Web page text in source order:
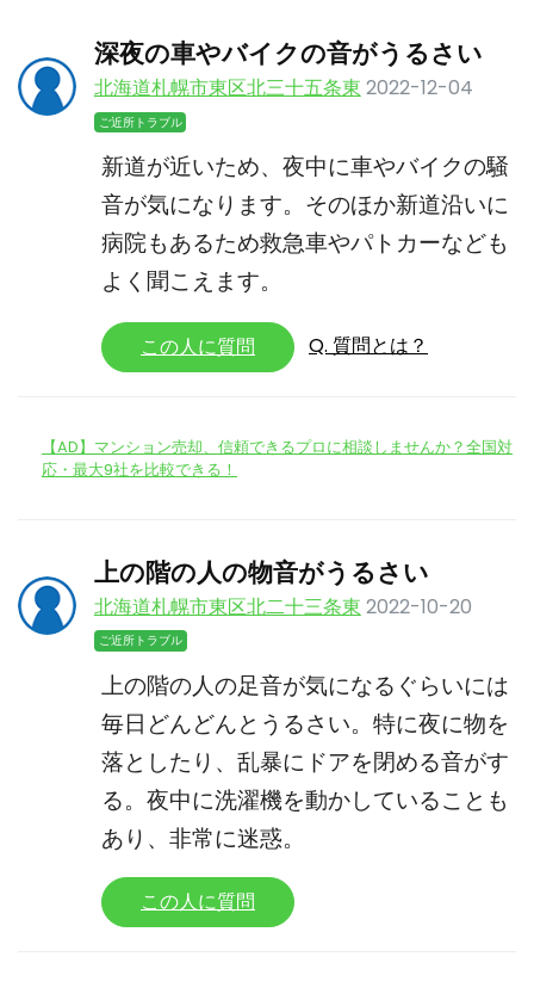
深夜の車やバイクの音がうるさい
北海道札幌市東区北三十五条東 2022-12-04
ご近所トラブル
新道が近いため、夜中に車やバイクの騒
音が気になります。そのほか新道沿いに
病院もあるため救急車やパトカーなども
よく聞こえます。
この人に質問 Q. 質問とは？
【AD】マンション売却、信頼できるプロに相談しませんか？全国対
応・最大9社を比較できる！
上の階の人の物音がうるさい
北海道札幌市東区北二十三条東 2022-10-20
ご近所トラブル
上の階の人の足音が気になるぐらいには
毎日どんどんとうるさい。特に夜に物を
落としたり、乱暴にドアを閉める音がす
る。夜中に洗濯機を動かしていることも
あり、非常に迷惑。
この人に質問